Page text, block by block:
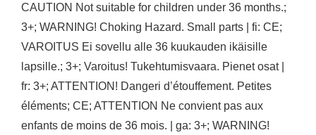
CAUTION Not suitable for children under 36 months.;
3+; WARNING! Choking Hazard. Small parts | fi: CE;
VAROITUS Ei sovellu alle 36 kuukauden ikäisille
lapsille.; 3+; Varoitus! Tukehtumisvaara. Pienet osat |
fr: 3+; ATTENTION! Dangeri d’étouffement. Petites
éléments; CE; ATTENTION Ne convient pas aux
enfants de moins de 36 mois. | ga: 3+; WARNING!